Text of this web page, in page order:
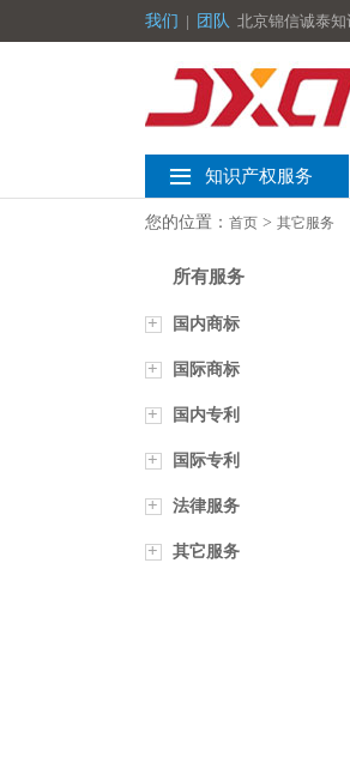
我们 | 团队 北京锦信诚泰知
知识产权服务
您的位置： 首页> 其它服务
所有服务
+ 国内商标
+ 国际商标
+ 国内专利
+ 国际专利
+ 法律服务
+ 其它服务